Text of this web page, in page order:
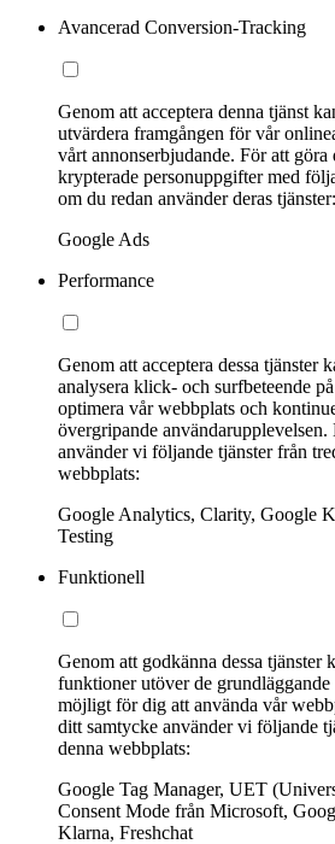
Avancerad Conversion-Tracking
Genom att acceptera denna tjänst
utvärdera framgången för vår
vårt annonserbjudande. För att
krypterade personuppgifter med
om du redan använder deras tjänster:
Google Ads
Performance
Genom att acceptera dessa tjänster
analysera klick- och surfbeteende
optimera vår webbplats och
övergripande
använder vi följande tjänster från
webbplats:
Google Analytics, Clarity, Google
Testing
Funktionell
Genom att godkänna dessa tjänster
funktioner utöver de
möjligt för dig att använda vår
ditt samtycke använder vi följande
denna webbplats:
Google Tag Manager, UET
Consent Mode från Microsoft,
Klarna, Freshchat